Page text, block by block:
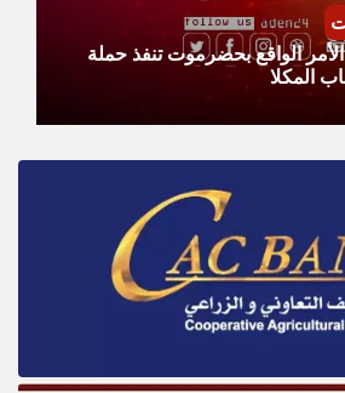
الواقع بحضرموت تنفذ حملة
المكلا